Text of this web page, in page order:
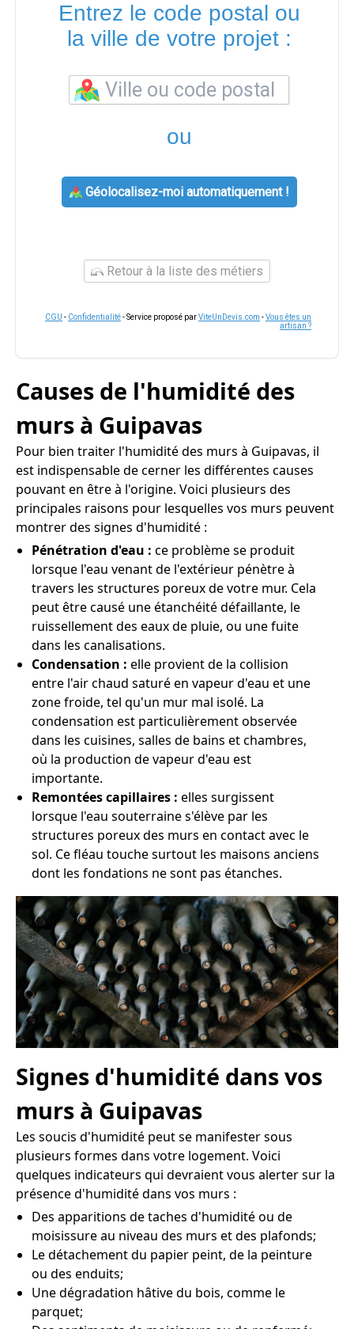
Entrez le code postal ou
la ville de votre projet :
ou
Géolocalisez-moi automatiquement !
Retour à la liste des métiers
CGU - Confidentialité- Service proposé parViteUnDevis.com -Vous êtes un
artisan ?
Causes de l'humidité des
murs à Guipavas
Pour bien traiter l'humidité des murs à Guipavas, il
est indispensable de cerner les différentes causes
pouvant en être à l'origine. Voici plusieurs des
principales raisons pour lesquelles vos murs peuvent
montrer des signes d'humidité :
Pénétration d'eau : ce problème se produit
lorsque l'eau venant de l'extérieur pénètre à
travers les structures poreux de votre mur. Cela
peut être causé une étanchéité défaillante, le
ruissellement des eaux de pluie, ou une fuite
dans les canalisations.
Condensation : elle provient de la collision
entre l'air chaud saturé en vapeur d'eau et une
zone froide, tel qu'un mur mal isolé. La
condensation est particulièrement observée
dans les cuisines, salles de bains et chambres,
où la production de vapeur d'eau est
importante.
Remontées capillaires : elles surgissent
lorsque l'eau souterraine s'élève par les
structures poreux des murs en contact avec le
sol. Ce fléau touche surtout les maisons anciens
dont les fondations ne sont pas étanches.
Signes d'humidité dans vos
murs à Guipavas
Les soucis d'humidité peut se manifester sous
plusieurs formes dans votre logement. Voici
quelques indicateurs qui devraient vous alerter sur la
présence d'humidité dans vos murs :
Des apparitions de taches d'humidité ou de
moisissure au niveau des murs et des plafonds;
Le détachement du papier peint, de la peinture
ou des enduits;
Une dégradation hâtive du bois, comme le
parquet;